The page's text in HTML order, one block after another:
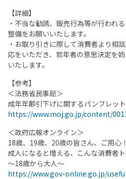
【詳細】
・不当な勧誘、販売行為等が行われ
整備をお願いいたします。
・お取り引きに際して消費者より相
応をいただき、若年者の意思決定を
いたします。
【参考】
＜法務省民事局＞
成年年齢引下げに関するパンフレッ
https://www.moj.go.jp/content/
＜政府広報オンライン＞
18歳、19歳、20歳の皆さん、ご用心！
成人になると増える、こんな消費者
～18歳から大人～
https://www.gov-online.go.jp/